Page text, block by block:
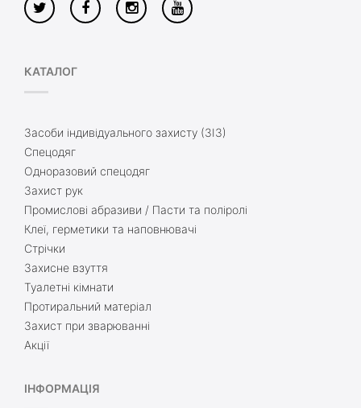
КАТАЛОГ
Засоби індивідуального захисту (ЗІЗ)
Спецодяг
Одноразовий спецодяг
Захист рук
Промислові абразиви / Пасти та поліролі
Клеї, герметики та наповнювачі
Стрічки
Захисне взуття
Туалетні кімнати
Протиральний матеріал
Захист при зварюванні
Акції
ІНФОРМАЦІЯ